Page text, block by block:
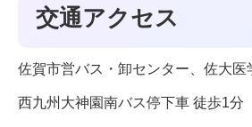
交通アクセス
佐賀市営バス・卸センター、佐大医
西九州大神園南バス停下車 徒歩1分